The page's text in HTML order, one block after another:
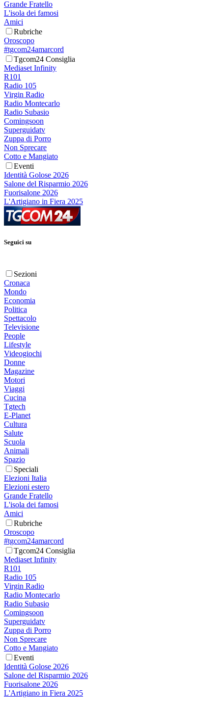
Grande Fratello
L'isola dei famosi
Amici
Rubriche
Oroscopo
#tgcom24amarcord
Tgcom24 Consiglia
Mediaset Infinity
R101
Radio 105
Virgin Radio
Radio Montecarlo
Radio Subasio
Comingsoon
Superguidatv
Zuppa di Porro
Non Sprecare
Cotto e Mangiato
Eventi
Identità Golose 2026
Salone del Risparmio 2026
Fuorisalone 2026
L'Artigiano in Fiera 2025
Seguici su
Sezioni
Cronaca
Mondo
Economia
Politica
Spettacolo
Televisione
People
Lifestyle
Videogiochi
Donne
Magazine
Motori
Viaggi
Cucina
Tgtech
E-Planet
Cultura
Salute
Scuola
Animali
Spazio
Speciali
Elezioni Italia
Elezioni estero
Grande Fratello
L'isola dei famosi
Amici
Rubriche
Oroscopo
#tgcom24amarcord
Tgcom24 Consiglia
Mediaset Infinity
R101
Radio 105
Virgin Radio
Radio Montecarlo
Radio Subasio
Comingsoon
Superguidatv
Zuppa di Porro
Non Sprecare
Cotto e Mangiato
Eventi
Identità Golose 2026
Salone del Risparmio 2026
Fuorisalone 2026
L'Artigiano in Fiera 2025